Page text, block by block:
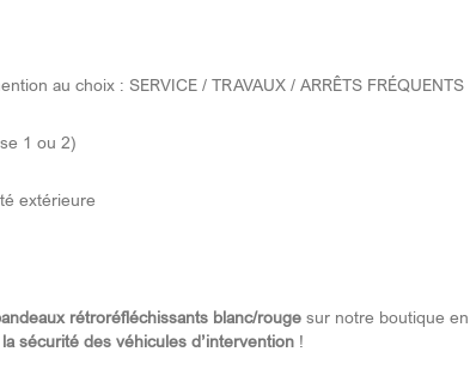
au choix : SERVICE / TRAVAUX / ARRÊTS FRÉQUENTS
1 ou 2)
extérieure
rétroréfléchissants blanc/rouge sur notre boutique
sécurité des véhicules d’intervention !